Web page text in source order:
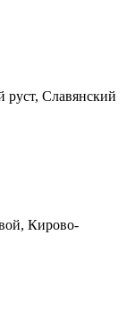
Славянский
Кирово-